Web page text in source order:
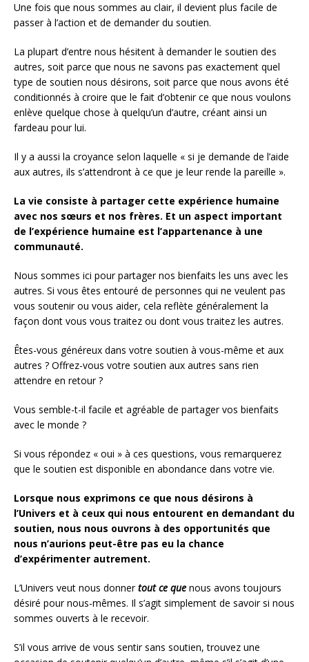
Une fois que nous sommes au clair, il devient plus facile de
passer à l’action et de demander du soutien.
La plupart d’entre nous hésitent à demander le soutien des
autres, soit parce que nous ne savons pas exactement quel
type de soutien nous désirons, soit parce que nous avons été
conditionnés à croire que le fait d’obtenir ce que nous voulons
enlève quelque chose à quelqu’un d’autre, créant ainsi un
fardeau pour lui.
Il y a aussi la croyance selon laquelle « si je demande de l’aide
aux autres, ils s’attendront à ce que je leur rende la pareille ».
La vie consiste à partager cette expérience humaine
avec nos sœurs et nos frères. Et un aspect important
de l’expérience humaine est l’appartenance à une
communauté.
Nous sommes ici pour partager nos bienfaits les uns avec les
autres. Si vous êtes entouré de personnes qui ne veulent pas
vous soutenir ou vous aider, cela reflète généralement la
façon dont vous vous traitez ou dont vous traitez les autres.
Êtes-vous généreux dans votre soutien à vous-même et aux
autres ? Offrez-vous votre soutien aux autres sans rien
attendre en retour ?
Vous semble-t-il facile et agréable de partager vos bienfaits
avec le monde ?
Si vous répondez « oui » à ces questions, vous remarquerez
que le soutien est disponible en abondance dans votre vie.
Lorsque nous exprimons ce que nous désirons à
l’Univers et à ceux qui nous entourent en demandant du
soutien, nous nous ouvrons à des opportunités que
nous n’aurions peut-être pas eu la chance
d’expérimenter autrement.
L’Univers veut nous donnertout ce que nous avons toujours
désiré pour nous-mêmes. Il s’agit simplement de savoir si nous
sommes ouverts à le recevoir.
S’il vous arrive de vous sentir sans soutien, trouvez une